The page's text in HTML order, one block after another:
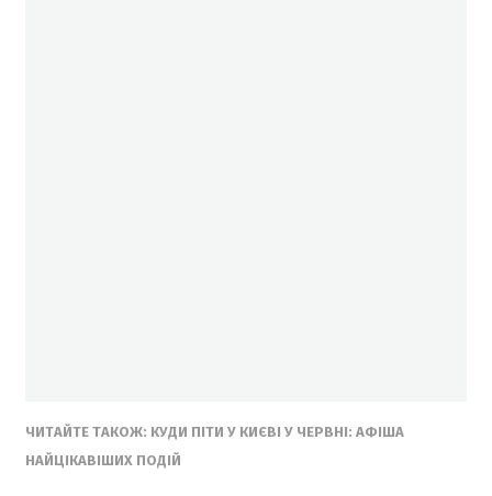
ЧИТАЙТЕ ТАКОЖ: КУДИ ПІТИ У КИЄВІ У ЧЕРВНІ: АФІША
НАЙЦІКАВІШИХ ПОДІЙ